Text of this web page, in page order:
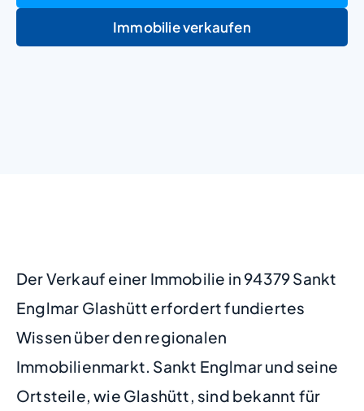
Immobilie verkaufen
Der Verkauf einer Immobilie in 94379 Sankt
Englmar Glashütt erfordert fundiertes
Wissen über den regionalen
Immobilienmarkt. Sankt Englmar und seine
Ortsteile, wie Glashütt, sind bekannt für